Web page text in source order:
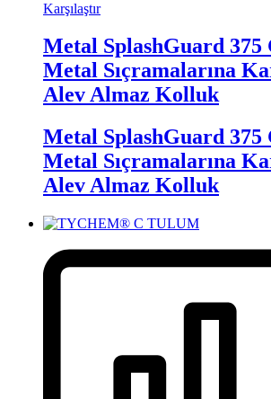
Karşılaştır
Metal SplashGuard
Metal Sıçramalarına
Alev Almaz Kolluk
Metal SplashGuard
Metal Sıçramalarına
Alev Almaz Kolluk